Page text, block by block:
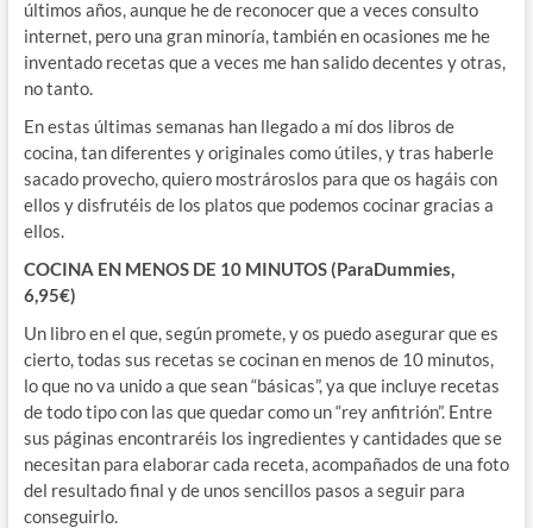
últimos años, aunque he de reconocer que a veces consulto
internet, pero una gran minoría, también en ocasiones me he
inventado recetas que a veces me han salido decentes y otras,
no tanto.
En estas últimas semanas han llegado a mí dos libros de
cocina, tan diferentes y originales como útiles, y tras haberle
sacado provecho, quiero mostrároslos para que os hagáis con
ellos y disfrutéis de los platos que podemos cocinar gracias a
ellos.
COCINA EN MENOS DE 10 MINUTOS (ParaDummies,
6,95€)
Un libro en el que, según promete, y os puedo asegurar que es
cierto, todas sus recetas se cocinan en menos de 10 minutos,
lo que no va unido a que sean “básicas”, ya que incluye recetas
de todo tipo con las que quedar como un “rey anfitrión”. Entre
sus páginas encontraréis los ingredientes y cantidades que se
necesitan para elaborar cada receta, acompañados de una foto
del resultado final y de unos sencillos pasos a seguir para
conseguirlo.